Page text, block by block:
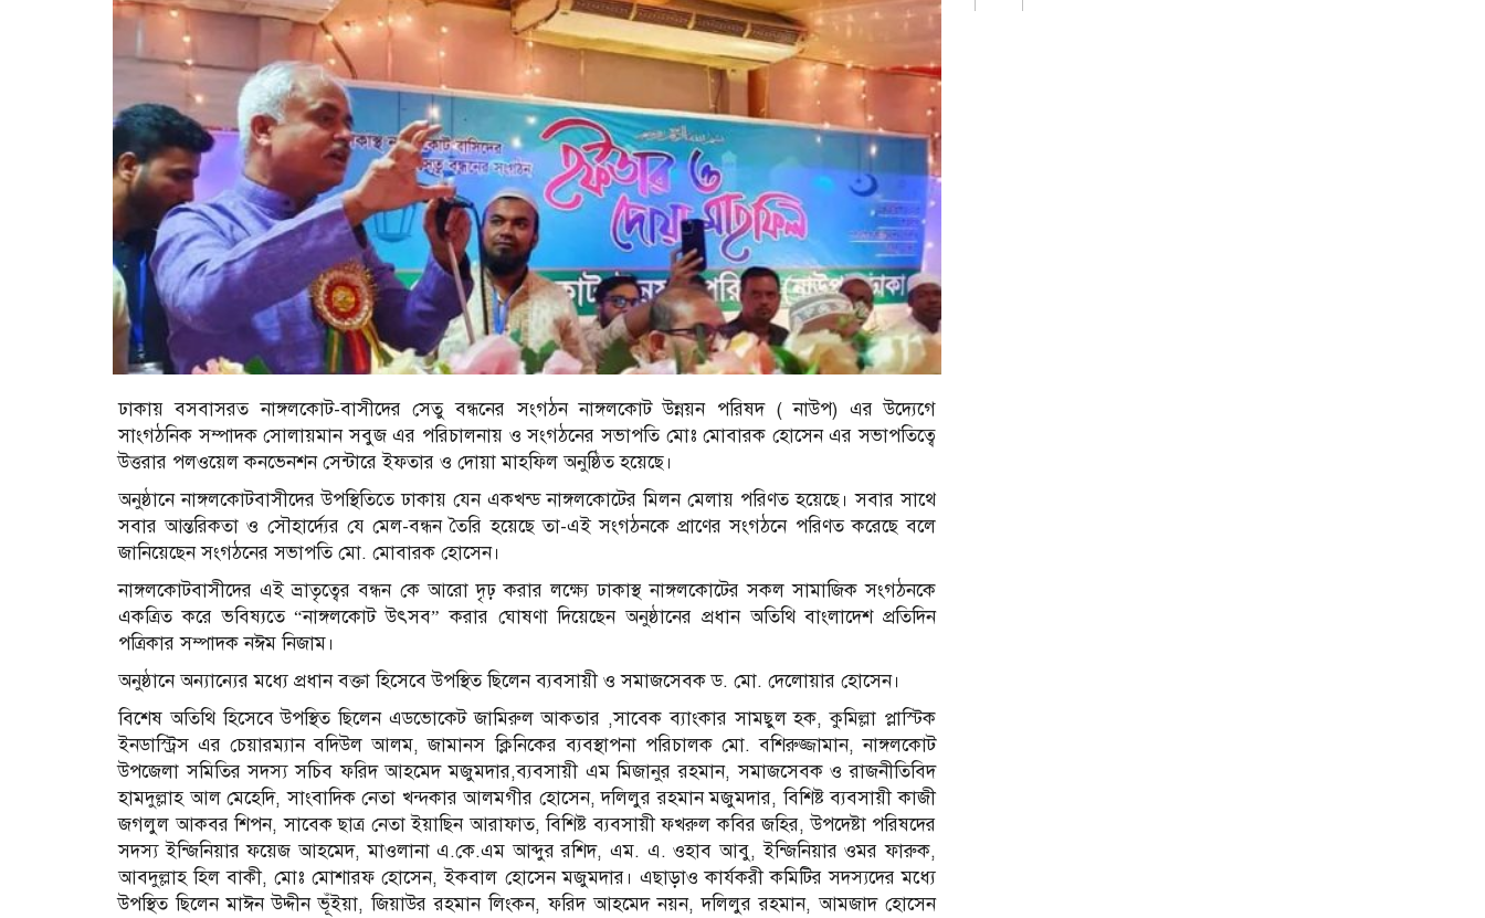
ঢাকায় বসবাসরত নাঙ্গলকোট-বাসীদের সেতু বন্ধনের সংগঠন নাঙ্গলকোট উন্নয়ন পরিষদ ( নাউপ) এর উদ্যেগে
সাংগঠনিক সম্পাদক সোলায়মান সবুজ এর পরিচালনায় ও সংগঠনের সভাপতি মোঃ মোবারক হোসেন এর সভাপতিত্বে
উত্তরার পলওয়েল কনভেনশন সেন্টারে ইফতার ও দোয়া মাহফিল অনুষ্ঠিত হয়েছে।
অনুষ্ঠানে নাঙ্গলকোটবাসীদের উপস্থিতিতে ঢাকায় যেন একখন্ড নাঙ্গলকোটের মিলন মেলায় পরিণত হয়েছে। সবার সাথে
সবার আন্তরিকতা ও সৌহার্দ্যের যে মেল-বন্ধন তৈরি হয়েছে তা-এই সংগঠনকে প্রাণের সংগঠনে পরিণত করেছে বলে
জানিয়েছেন সংগঠনের সভাপতি মো. মোবারক হোসেন।
নাঙ্গলকোটবাসীদের এই ভ্রাতৃত্বের বন্ধন কে আরো দৃঢ় করার লক্ষ্যে ঢাকাস্থ নাঙ্গলকোটের সকল সামাজিক সংগঠনকে
একত্রিত করে ভবিষ্যতে “নাঙ্গলকোট উৎসব” করার ঘোষণা দিয়েছেন অনুষ্ঠানের প্রধান অতিথি বাংলাদেশ প্রতিদিন
পত্রিকার সম্পাদক নঈম নিজাম।
অনুষ্ঠানে অন্যান্যের মধ্যে প্রধান বক্তা হিসেবে উপস্থিত ছিলেন ব্যবসায়ী ও সমাজসেবক ড. মো. দেলোয়ার হোসেন।
বিশেষ অতিথি হিসেবে উপস্থিত ছিলেন এডভোকেট জামিরুল আকতার ,সাবেক ব্যাংকার সামছুল হক, কুমিল্লা প্লাস্টিক
ইনডাস্ট্রিস এর চেয়ারম্যান বদিউল আলম, জামানস ক্লিনিকের ব্যবস্থাপনা পরিচালক মো. বশিরুজ্জামান, নাঙ্গলকোট
উপজেলা সমিতির সদস্য সচিব ফরিদ আহমেদ মজুমদার,ব্যবসায়ী এম মিজানুর রহমান, সমাজসেবক ও রাজনীতিবিদ
হামদুল্লাহ আল মেহেদি, সাংবাদিক নেতা খন্দকার আলমগীর হোসেন, দলিলুর রহমান মজুমদার, বিশিষ্ট ব্যবসায়ী কাজী
জগলুল আকবর শিপন, সাবেক ছাত্র নেতা ইয়াছিন আরাফাত, বিশিষ্ট ব্যবসায়ী ফখরুল কবির জহির, উপদেষ্টা পরিষদের
সদস্য ইন্জিনিয়ার ফয়েজ আহমেদ, মাওলানা এ.কে.এম আব্দুর রশিদ, এম. এ. ওহাব আবু, ইন্জিনিয়ার ওমর ফারুক,
আবদুল্লাহ হিল বাকী, মোঃ মোশারফ হোসেন, ইকবাল হোসেন মজুমদার। এছাড়াও কার্যকরী কমিটির সদস্যদের মধ্যে
উপস্থিত ছিলেন মাঈন উদ্দীন ভূঁইয়া, জিয়াউর রহমান লিংকন, ফরিদ আহমেদ নয়ন, দলিলুর রহমান, আমজাদ হোসেন